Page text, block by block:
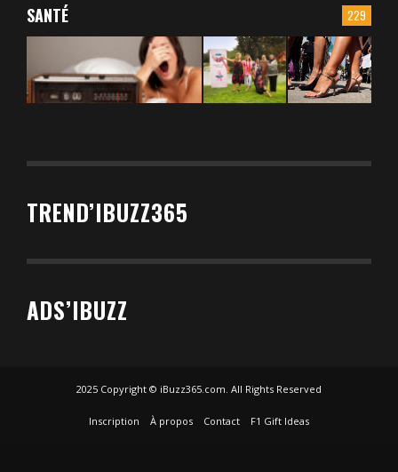
229
SANTÉ
TREND’IBUZZ365
ADS’IBUZZ
2025 Copyright © iBuzz365.com. All Rights Reserved
Inscription À propos Contact F1 Gift Ideas